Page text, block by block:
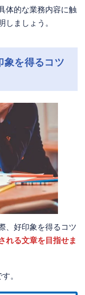
体的な業務内容に触
しましょう。
象を得るコツ
、好印象を得るコツ
れる文章を目指せま
す。